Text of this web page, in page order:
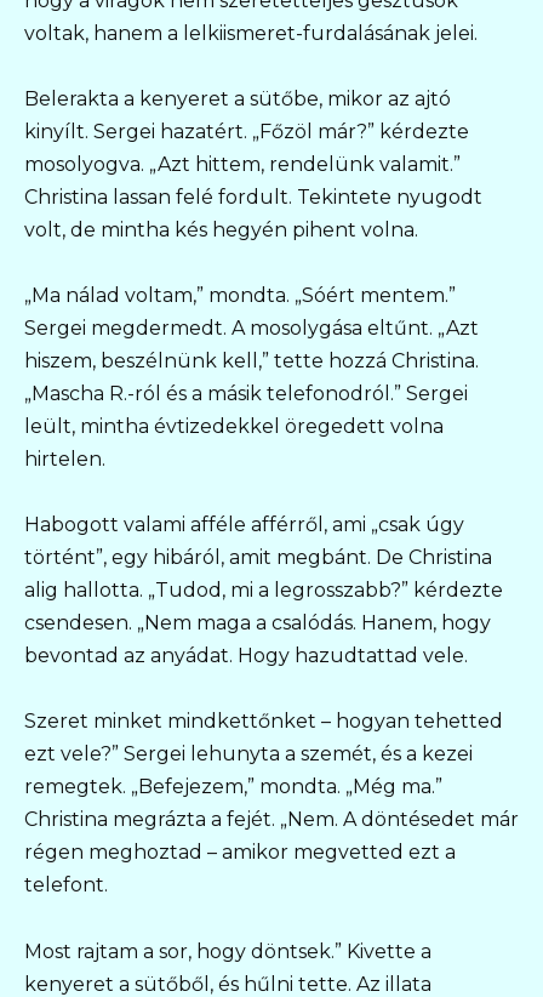
voltak, hanem a lelkiismeret-furdalásának jelei.
Belerakta a kenyeret a sütőbe, mikor az ajtó
kinyílt. Sergei hazatért. „Főzöl már?” kérdezte
mosolyogva. „Azt hittem, rendelünk valamit.”
Christina lassan felé fordult. Tekintete nyugodt
volt, de mintha kés hegyén pihent volna.
„Ma nálad voltam,” mondta. „Sóért mentem.”
Sergei megdermedt. A mosolygása eltűnt. „Azt
hiszem, beszélnünk kell,” tette hozzá Christina.
„Mascha R.-ról és a másik telefonodról.” Sergei
leült, mintha évtizedekkel öregedett volna
hirtelen.
Habogott valami afféle afférről, ami „csak úgy
történt”, egy hibáról, amit megbánt. De Christina
alig hallotta. „Tudod, mi a legrosszabb?” kérdezte
csendesen. „Nem maga a csalódás. Hanem, hogy
bevontad az anyádat. Hogy hazudtattad vele.
Szeret minket mindkettőnket – hogyan tehetted
ezt vele?” Sergei lehunyta a szemét, és a kezei
remegtek. „Befejezem,” mondta. „Még ma.”
Christina megrázta a fejét. „Nem. A döntésedet már
régen meghoztad – amikor megvetted ezt a
telefont.
Most rajtam a sor, hogy döntsek.” Kivette a
kenyeret a sütőből, és hűlni tette. Az illata